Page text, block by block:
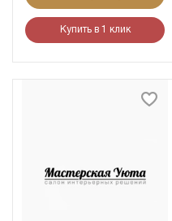
Купить в 1 клик